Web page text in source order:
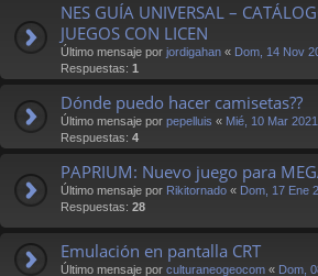
NES GUÍA UNIVERSAL –
JUEGOS CON LICEN
Último mensaje por jordigahan « Dom, 14 Nov
Respuestas: 1
Dónde puedo hacer camisetas??
Último mensaje por pepelluis « Mié, 10 Mar
Respuestas: 4
PAPRIUM: Nuevo juego para
Último mensaje por Rikitornado « Dom, 17 Ene
Respuestas: 28
Emulación en pantalla CRT
Último mensaje por culturaneogeocom « Dom,